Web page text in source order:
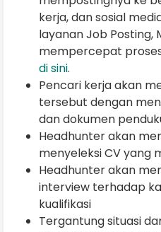
kerja, dan sosial
layanan Job Posting,
mempercepat
di sini.
Pencari kerja akan
tersebut dengan
dan dokumen
Headhunter akan
menyeleksi CV yang
Headhunter akan
interview terhadap
kualifikasi
Tergantung situasi